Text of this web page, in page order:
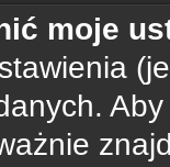
moje